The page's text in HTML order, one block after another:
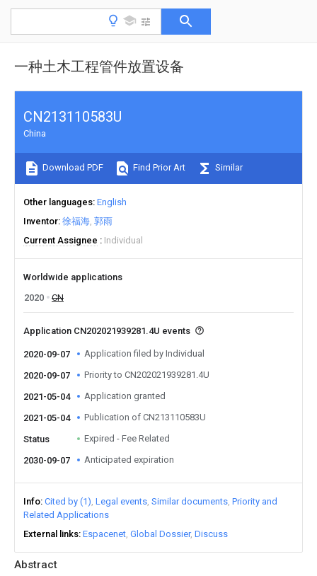
一种土木工程管件放置设备
Abstract
CN213110583U
China
Download PDF Find Prior Art Similar
Other languages English
Inventor 徐福海 郭雨
Current Assignee
Individual
Worldwide applications
2020
CN
Application CN202021939281.4U events
2020-09-07 Application filed by Individual
2020-09-07 Priority to CN202021939281.4U
2021-05-04 Application granted
2021-05-04 Publication of CN213110583U
Status Expired - Fee Related
2030-09-07 Anticipated expiration
Info Cited by (1) Legal events Similar documents Priority and
Related Applications
External links Espacenet Global Dossier Discuss